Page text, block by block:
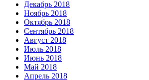
Декабрь 2018
Ноябрь 2018
Октябрь 2018
Сентябрь 2018
Август 2018
Июль 2018
Июнь 2018
Май 2018
Апрель 2018